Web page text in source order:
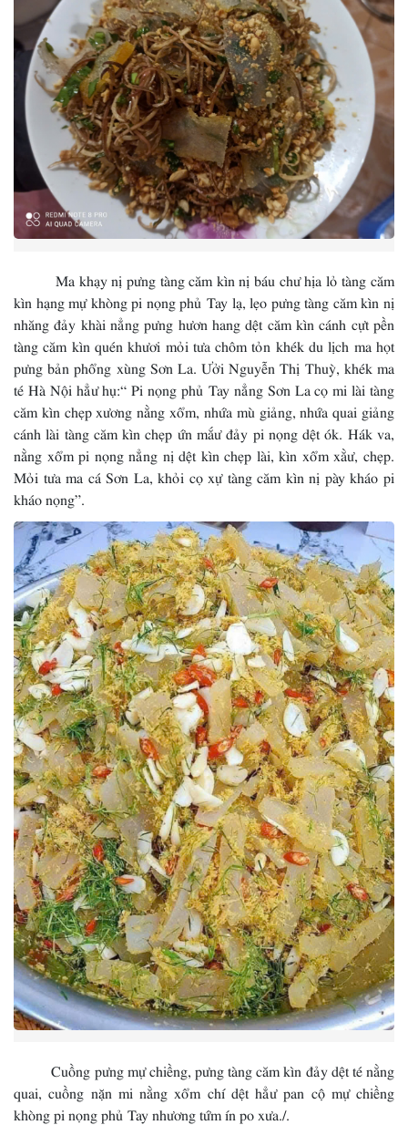
Ma khạy nị pưng tàng căm kìn nị báu chư hịa lỏ tàng căm
kìn hạng mự khòng pi nọng phủ Tay lạ, lẹo pưng tàng căm kìn nị
nhăng đảy khài nẳng pưng hươn hang dệt căm kìn cánh cựt pền
tàng căm kìn quén khươi mỏi tưa chôm tỏn khék du lịch ma họt
pưng bản phổng xùng Sơn La. Ưởi Nguyễn Thị Thuỳ, khék ma
té Hà Nội hẳư hụ:“ Pi nọng phủ Tay nẳng Sơn La cọ mi lài tàng
căm kìn chẹp xương nằng xổm, nhứa mù giảng, nhứa quai giảng
cánh lài tàng căm kìn chẹp ứn mắư đảy pi nọng dệt ók. Hák va,
nằng xổm pi nọng nẳng nị dệt kìn chẹp lài, kìn xổm xằư, chẹp.
Mỏi tưa ma cá Sơn La, khỏi cọ xự tàng căm kìn nị pày kháo pi
kháo nọng”.
Cuồng pưng mự chiềng, pưng tàng căm kìn đảy dệt té nằng
quai, cuồng nặn mi nằng xổm chí dệt hẳư pan cộ mự chiềng
khòng pi nọng phủ Tay nhương tứm ín po xưa./.